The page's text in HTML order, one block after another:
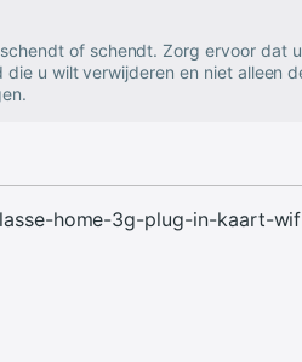
of schendt. Zorg ervoor dat
u wilt verwijderen en niet alleen